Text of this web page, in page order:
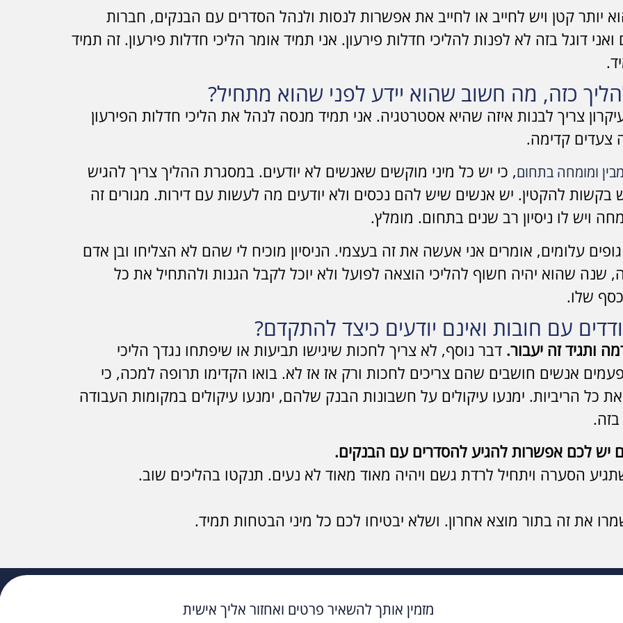
יותר קטן ויש לחייב או לחייב את אפשרות לנסות ולנהל הסדרים עם הבנקים, חברות
דוגל בזה לא לפנות להליכי חדלות פירעון. אני תמיד אומר הליכי חדלות פירעון. זה תמיד
כזה, מה חשוב שהוא יידע לפני שהוא מתחיל?
צריך לבנות איזה שהיא אסטרטגיה. אני תמיד מנסה לנהל את הליכי חדלות הפירעון
קדימה.
ומומחה בתחום, כי יש כל מיני מוקשים שאנשים לא יודעים. במסגרת ההליך צריך להגיש
בקשות להקטין. יש אנשים שיש להם נכסים ולא יודעים מה לעשות עם דירות. מגורים זה
ויש לו ניסיון רב שנים בתחום. מומלץ.
עלומים, אומרים אני אעשה את זה בעצמי. הניסיון מוכיח לי שהם לא הצליחו ובן אדם
שנה שהוא יהיה חשוף להליכי הוצאה לפועל ולא יוכל לקבל הגנות ולהתחיל את כל
שלו.
עם חובות ואינם יודעים כיצד להתקדם?
ותגיד זה יעבור. דבר נוסף, לא צריך לחכות שיגישו תביעות או שיפתחו נגדך הליכי
אנשים חושבים שהם צריכים לחכות ורק אז אז לא. בואו הקדימו תרופה למכה, כי
את כל הריביות. ימנעו עיקולים על חשבונות הבנק שלהם, ימנעו עיקולים במקומות העבודה
יש לכם אפשרות להגיע להסדרים עם הבנקים.
הסערה ויתחיל לרדת גשם ויהיה מאוד מאוד לא נעים. תנקטו בהליכים שוב.
את זה בתור מוצא אחרון. ושלא יבטיחו לכם כל מיני הבטחות תמיד.
מזמין אותך להשאיר פרטים ואחזור אליך אישית